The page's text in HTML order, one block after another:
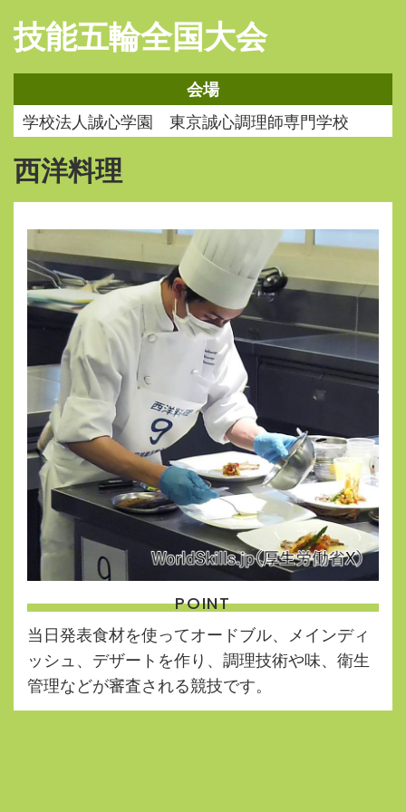
技能五輪全国大会
会場
学校法人誠心学園 東京誠心調理師専門学校
西洋料理
POINT
当日発表食材を使ってオードブル、メインディ
ッシュ、デザートを作り、調理技術や味、衛生
管理などが審査される競技です。